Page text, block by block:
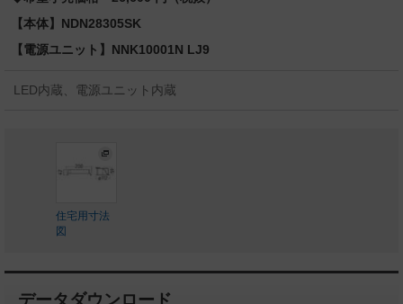
【本体】NDN28305SK
【電源ユニット】NNK10001N LJ9
LED内蔵、電源ユニット内蔵
住宅用寸法
図
データダウンロード